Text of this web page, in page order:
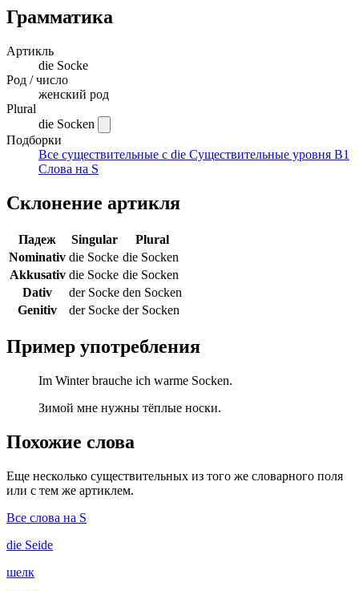
Грамматика
Артикль
die Socke
Род / число
женский род
Plural
die Socken
Подборки
Все существительные с die Существительные уровня B1
Слова на S
Склонение артикля
Падеж Singular
Plural
Nominativ die Socke die Socken
Akkusativ die Socke die Socken
Dativ
der Socke den Socken
Genitiv
der Socke der Socken
Пример употребления
Im Winter brauche ich warme Socken.
Зимой мне нужны тёплые носки.
Похожие слова
Еще несколько существительных из того же словарного поля
или с тем же артиклем.
Все слова на S
die Seide
шелк